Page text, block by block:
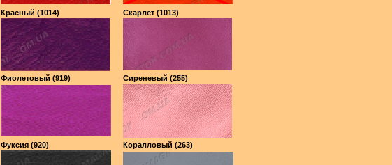
Красный (1014) Скарлет (1013)
Фиолетовый (919) Сиреневый (255)
Фуксия (920) Коралловый (263)